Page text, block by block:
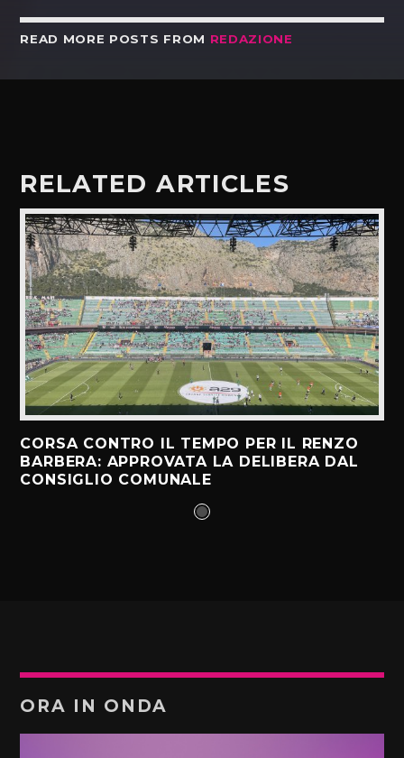
READ MORE POSTS FROM REDAZIONE
RELATED ARTICLES
CORSA CONTRO IL TEMPO PER IL RENZO
BARBERA: APPROVATA LA DELIBERA DAL
CONSIGLIO COMUNALE
ORA IN ONDA